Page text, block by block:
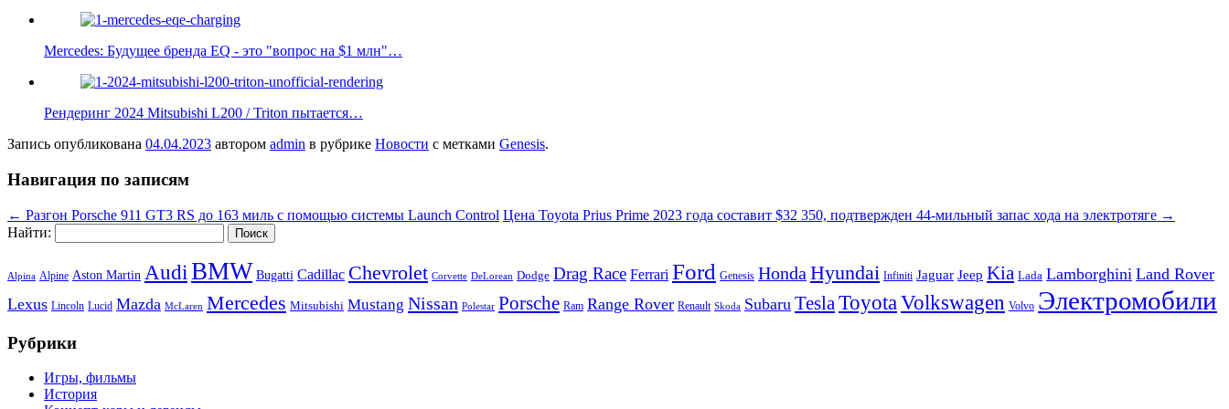
Mercedes: Будущее бренда EQ - это "вопрос на $1 млн"…
Рендеринг 2024 Mitsubishi L200 / Triton пытается…
Запись опубликована 04.04.2023 автором admin в рубрике Новости с метками Genesis.
Навигация по записям
← Разгон Porsche 911 GT3 RS до 163 миль с помощью системы Launch Control Цена Toyota Prius Prime 2023 года составит $32 350, подтвержден 44-мильный запас хода на электротяге →
Найти:
Alpina Alpine Aston Martin Audi BMW Bugatti Cadillac Chevrolet Corvette DeLorean Dodge Drag Race Ferrari Ford Genesis Honda Hyundai Infiniti Jaguar Jeep Kia Lada Lamborghini Land Rover
Lexus Lincoln Lucid Mazda McLaren Mercedes Mitsubishi Mustang Nissan Polestar Porsche Ram Range Rover Renault Skoda Subaru TeslaToyota Volkswagen Volvo Электромобили
Рубрики
Игры, фильмы
История